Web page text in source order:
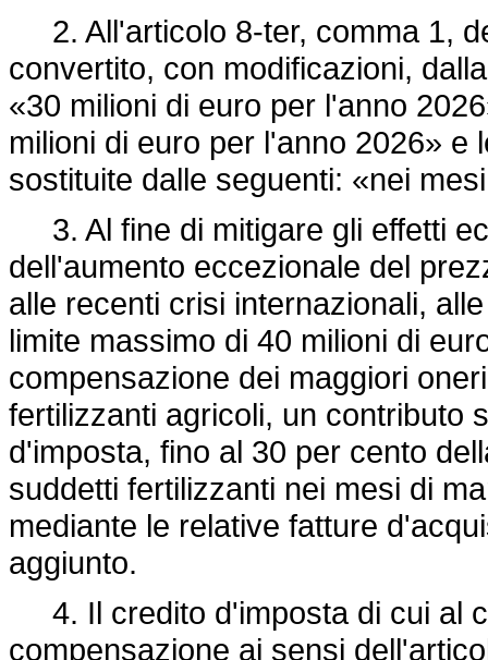
2. All'articolo 8-ter, comma 1,
convertito, con modificazioni,
«30 milioni di euro per l'anno
milioni di euro per l'anno 2026»
sostituite dalle seguenti: «nei
3. Al fine di mitigare gli effetti
dell'aumento eccezionale del
alle recenti crisi internazionali,
limite massimo di 40 milioni di
compensazione dei maggiori
fertilizzanti agricoli, un contributo
d'imposta, fino al 30 per cento
suddetti fertilizzanti nei mesi di
mediante le relative fatture
aggiunto.
4. Il credito d'imposta di cui al
compensazione ai sensi